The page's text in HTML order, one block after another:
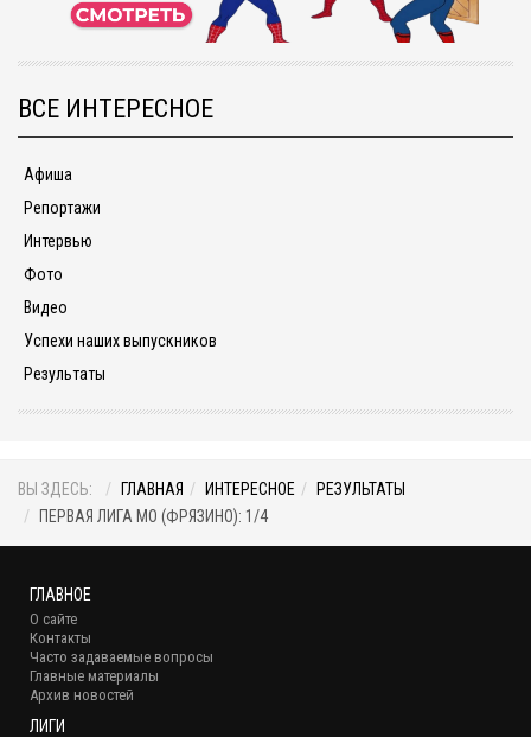
ВСЕ ИНТЕРЕСНОЕ
Афиша
Репортажи
Интервью
Фото
Видео
Успехи наших выпускников
Результаты
ВЫ ЗДЕСЬ: ГЛАВНАЯ ИНТЕРЕСНОЕ
РЕЗУЛЬТАТЫ
ПЕРВАЯ ЛИГА МО (ФРЯЗИНО): 1/4
ГЛАВНОЕ
О сайте
Контакты
Часто задаваемые вопросы
Главные материалы
Архив новостей
ЛИГИ